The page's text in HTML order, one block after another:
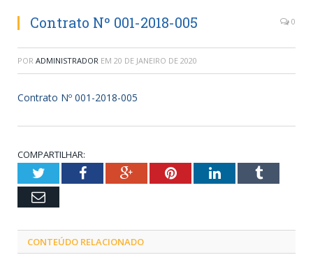
Contrato Nº 001-2018-005 0
POR ADMINISTRADOR EM 20 DE JANEIRO DE 2020
Contrato Nº 001-2018-005
COMPARTILHAR:
TwitterFacebookGoogle+PinterestLinkedInTumblr
Email
CONTEÚDO RELACIONADO